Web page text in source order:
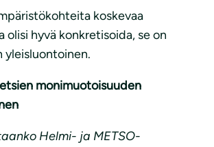
koskevaa
hyvä konkretisoida, se on
yleisluontoinen.
monimuotoisuuden
Helmi- ja METSO-